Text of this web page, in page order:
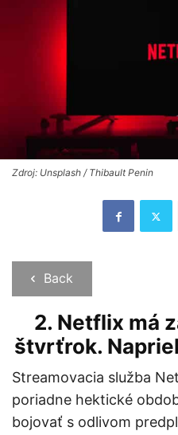
Zdroj: Unsplash / Thibault Penin
Back
2. Netflix má
štvrťrok.
Streamovacia služba
poriadne hektické
bojovať s odlivom